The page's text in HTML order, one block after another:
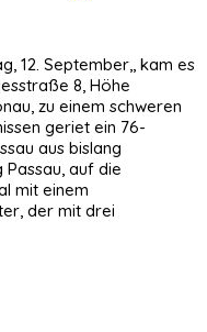
12. September,, kam es
8, Höhe
zu einem schweren
geriet ein 76-
aus bislang
auf die
mit einem
der mit drei